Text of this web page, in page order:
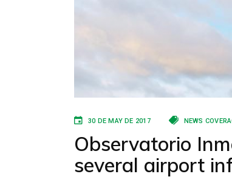
30 DE MAY DE 2017 NEWS
Observatorio
several airport